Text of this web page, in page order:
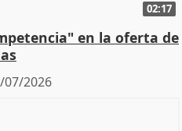
02:17
en la oferta de
07/2026